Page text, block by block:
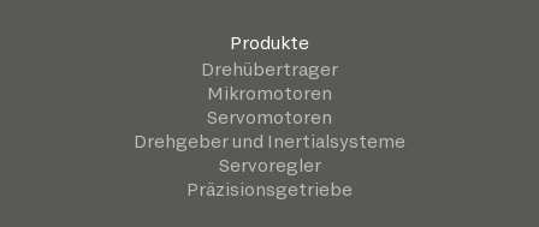
Produkte
Drehübertrager
Mikromotoren
Servomotoren
Drehgeber und Inertialsysteme
Servoregler
Präzisionsgetriebe